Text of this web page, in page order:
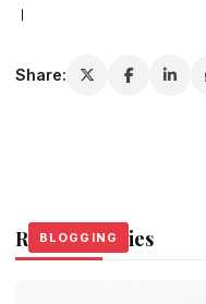
।
Share:
Related Stories
BLOGGING
BLOGGING
BLOGGING